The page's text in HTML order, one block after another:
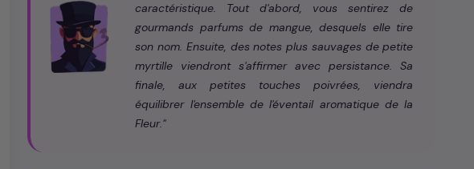
caractéristique. Tout d'abord, vous sentirez de
gourmands parfums de mangue, desquels elle tire
son nom. Ensuite, des notes plus sauvages de petite
myrtille viendront s'affirmer avec persistance. Sa
finale, aux petites touches poivrées, viendra
équilibrer l'ensemble de l'éventail aromatique de la
Fleur."